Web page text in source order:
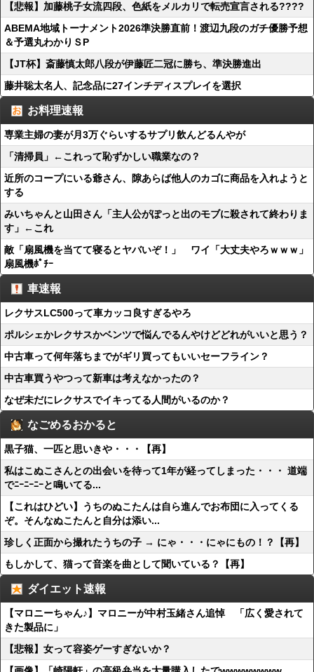
【悲報】加藤桃子女流四段、色紙をメルカリで転売宣言される????
ABEMA地域トーナメント2026準決勝直前！渡辺九段のガチ優勝予想
＆予選丸わかりＳP
【JT杯】斎藤慎太郎八段が伊藤匠二冠に勝ち、準決勝進出
藤井聡太名人、記念品に27インチディスプレイを選択
お料理速報
専業主婦の妻が月3万ぐらいするサプリ飲んどるんやが
「清掃員」←これって恥ずかしい職業なの？
近所のコープにいる爺さん、隙あらば他人のカゴに商品を入れようと
する
みいちゃんと山田さん「主人公がぽっと出のモブに殺されて終わりま
す」←これ
敵「扇風機を当てて寝るとヤバいぞ！」 ワイ「大丈夫やろｗｗｗ」
扇風機ﾎﾟﾁｰ
車速報
レクサスLC500って車カッコ良すぎるやろ
ポルシェかレクサスかベンツで悩んでるんやけどどれがいいと思う？
中古車って何年落ちまでがギリ買ってもいいセーフライン？
中古車買うやつって新車は考えなかったの？
なぜ未だにレクサスでイキってる人間がいるのか？
なごめるおかると
黒子猫、一匹と思いきや・・・【再】
私はこぬこさんとの出会いを待って1年が経ってしまった・・・ 道端
でﾆｰﾆｰﾆｰと鳴いてる...
【これはひどい】うちのぬこたんは自ら進んでお布団に入ってくる
ぞ。そんなぬこたんと自分は添い...
珍しく正面から撮れたうちの子 → にゃ・・・にゃにもの！？【再】
もしかして、猫って音楽を曲として聞いている？【再】
ダイエット速報
【マロニーちゃん♪】マロニーが中村玉緒さん追悼 「広く愛されて
きた製品に」
【悲報】女って容姿ゲーすぎないか？